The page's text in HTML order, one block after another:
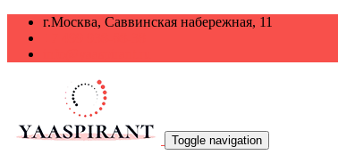
г.Москва, Саввинская набережная, 11
Toggle navigation